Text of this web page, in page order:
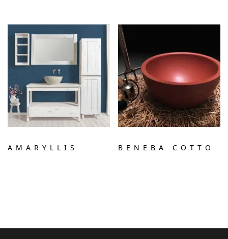
AMARYLLIS BENEBA COTTO